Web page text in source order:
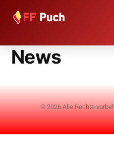
News
© 2026 Alle Rechte